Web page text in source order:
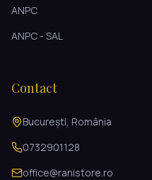
ANPC
ANPC - SAL
Contact
București, România
0732901128
office@ranistore.ro